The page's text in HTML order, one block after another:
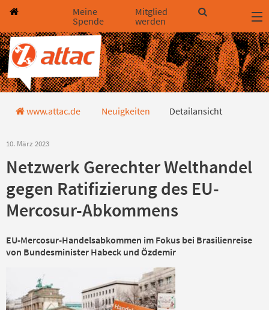
Direkt zum Hauptinhalt springen
Direkt zur Haupt-Navigation springen
Direkt zur Service-Navigation springen
Direkt zur Footer-Navigation springen
Direkt zum Footerinhalt springen
Meine
Spende
Mitglied
werden
Detailansicht
www.attac.de Neuigkeiten Detailansicht
10. März 2023
Netzwerk Gerechter Welthandel
gegen Ratifizierung des EU-
Mercosur-Abkommens
EU-Mercosur-Handelsabkommen im Fokus bei Brasilienreise
von Bundesminister Habeck und Özdemir